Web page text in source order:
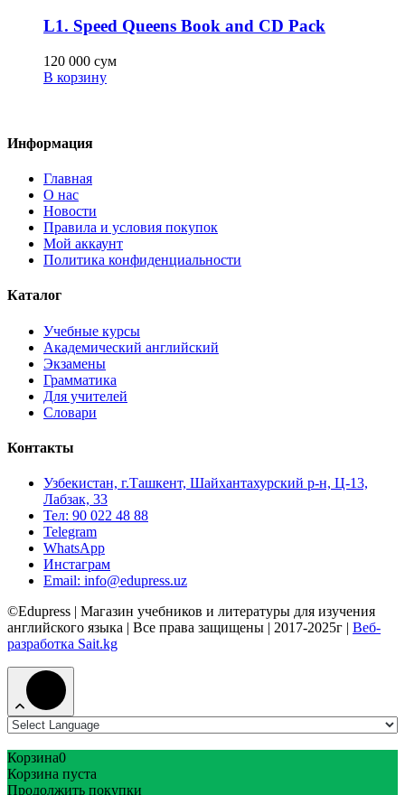
L1. Speed Queens Book and CD Pack
120 000 сум
В корзину
Информация
Главная
О нас
Новости
Правила и условия покупок
Мой аккаунт
Политика конфиденциальности
Каталог
Учебные курсы
Академический английский
Экзамены
Грамматика
Для учителей
Словари
Контакты
Узбекистан, г.Ташкент, Шайхантахурский р-н, Ц-13,
Лабзак, 33
Тел: 90 022 48 88
Telegram
WhatsApp
Инстаграм
Email: info@edupress.uz
©Edupress | Магазин учебников и литературы для изучения
английского языка | Все права защищены | 2017-2025г | Веб-
разработка Sait.kg
Корзина0
Корзина пуста
Продолжить покупки